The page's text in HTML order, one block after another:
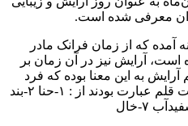
معرفی شده است.
آمده که از زمان فرانک مادر
است، آرایش نیز در آن زمان بر
به این معنا بوده که فرد
آرایش کامل داشته است. این هفت قلم عبارت بودند از : ۱-حنا ۲-بند